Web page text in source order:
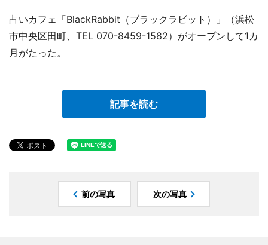
占いカフェ「BlackRabbit（ブラックラビット）」（浜松
市中央区田町、TEL 070-8459-1582）がオープンして1カ
月がたった。
記事を読む
前の写真 次の写真